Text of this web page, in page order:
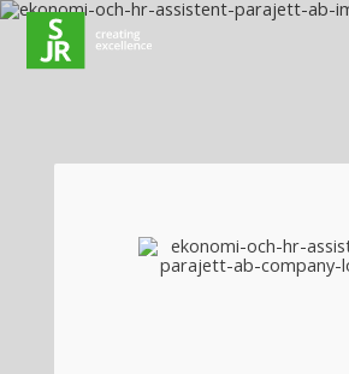
Hoppa till innehåll